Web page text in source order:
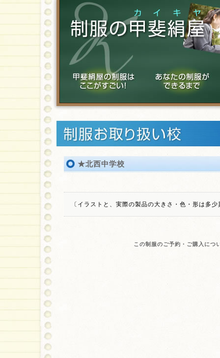
★北西中学校
〔イラストと、実際の製品の大きさ・色・形は多
この制服のご予約・ご購入につ